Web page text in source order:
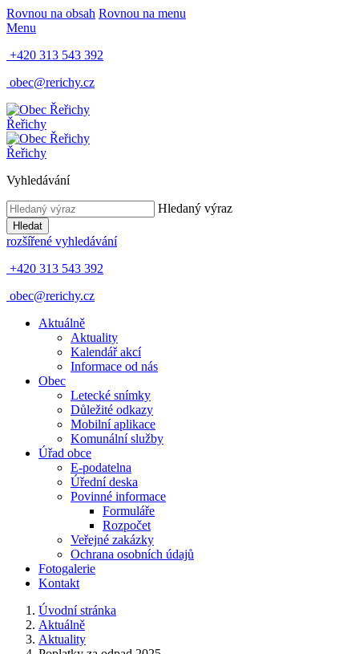
Rovnou na obsah Rovnou na menu
Menu
+420 313 543 392
obec@rerichy.cz
Řeřichy
Řeřichy
Vyhledávání
Hledaný výraz
Hledat
rozšířené vyhledávání
+420 313 543 392
obec@rerichy.cz
Aktuálně
Aktuality
Kalendář akcí
Informace od nás
Obec
Letecké snímky
Důležité odkazy
Mobilní aplikace
Komunální služby
Úřad obce
E-podatelna
Úřední deska
Povinné informace
Formuláře
Rozpočet
Veřejné zakázky
Ochrana osobních údajů
Fotogalerie
Kontakt
Úvodní stránka
Aktuálně
Aktuality